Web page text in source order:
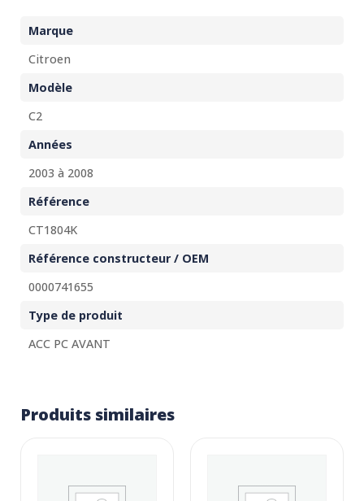
Marque
Citroen
Modèle
C2
Années
2003 à 2008
Référence
CT1804K
Référence constructeur / OEM
0000741655
Type de produit
ACC PC AVANT
Produits similaires